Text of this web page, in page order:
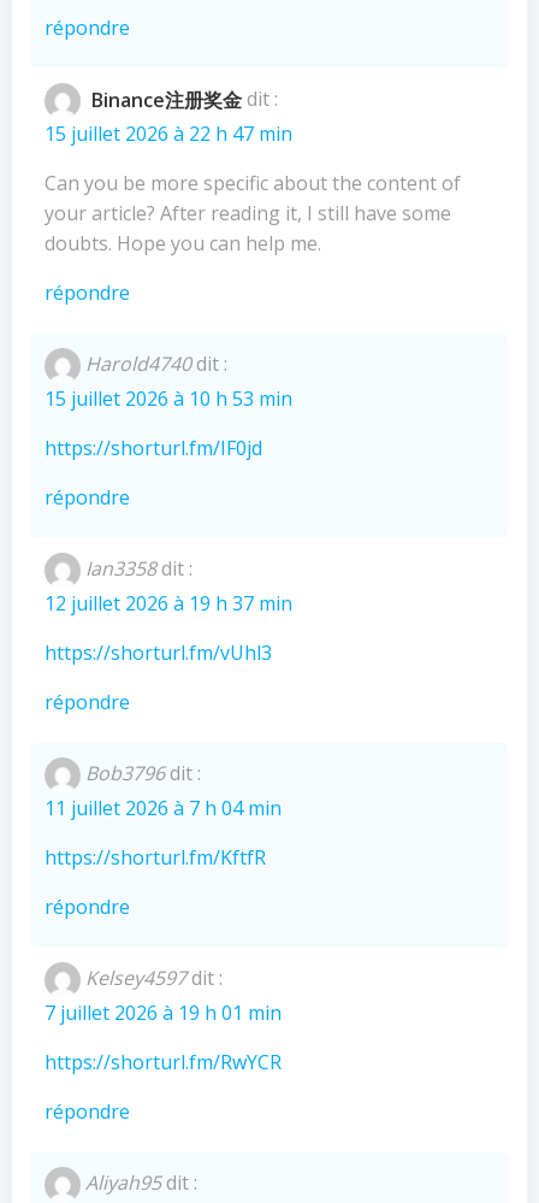
répondre
Binance注册奖金dit :
15 juillet 2026 à 22 h 47 min
Can you be more specific about the content of
your article? After reading it, I still have some
doubts. Hope you can help me.
répondre
Harold4740dit :
15 juillet 2026 à 10 h 53 min
https://shorturl.fm/IF0jd
répondre
Ian3358dit :
12 juillet 2026 à 19 h 37 min
https://shorturl.fm/vUhl3
répondre
Bob3796dit :
11 juillet 2026 à 7 h 04 min
https://shorturl.fm/KftfR
répondre
Kelsey4597dit :
7 juillet 2026 à 19 h 01 min
https://shorturl.fm/RwYCR
répondre
Aliyah95dit :